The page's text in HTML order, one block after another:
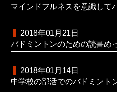
マインドフルネスを意識して
2018年01月21日
バドミントンのための読書め
2018年01月14日
中学校の部活でのバドミント